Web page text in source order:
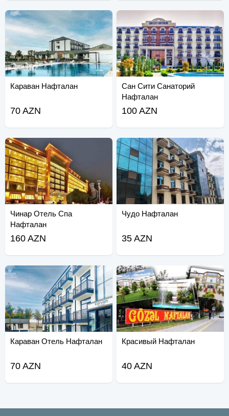
Караван Нафталан
70 AZN
Сан Сити Санаторий
Нафталан
100 AZN
Чинар Отель Спа
Нафталан
160 AZN
Чудо Нафталан
35 AZN
Караван Отель Нафталан
70 AZN
Красивый Нафталан
40 AZN